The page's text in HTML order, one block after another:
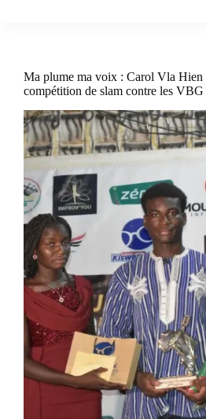
Ma plume ma voix : Carol Vla Hien
compétition de slam contre les VBG